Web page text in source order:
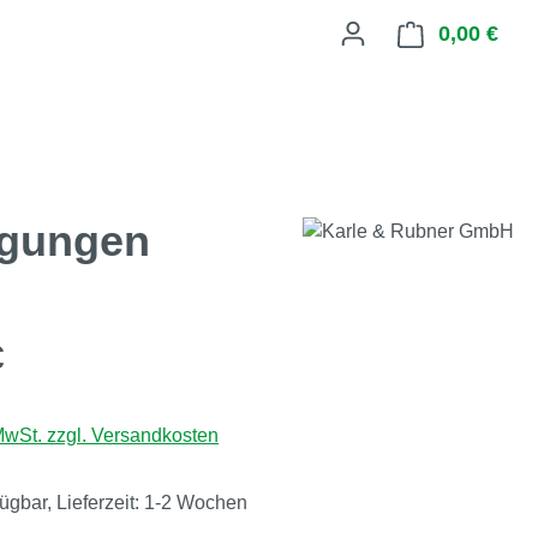
0,00 €
zzgl. Versandkosten
Lieferzeit: 1-2 Wochen